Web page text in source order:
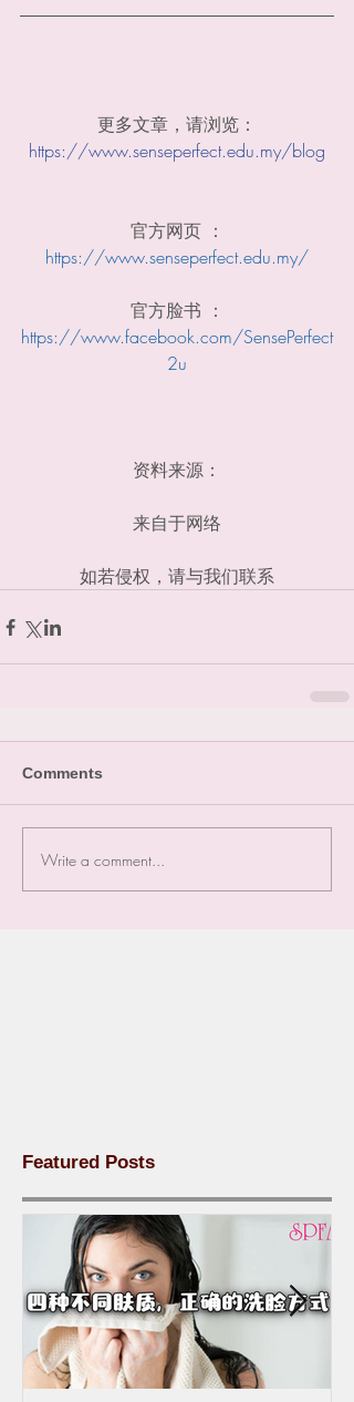
更多文章，请浏览：
https://www.senseperfect.edu.my/blog
官方网页 ：
https://www.senseperfect.edu.my/
官方脸书 ：
https://www.facebook.com/SensePerfect
2u
资料来源：
来自于网络
如若侵权，请与我们联系
Comments
Write a comment...
Featured Posts